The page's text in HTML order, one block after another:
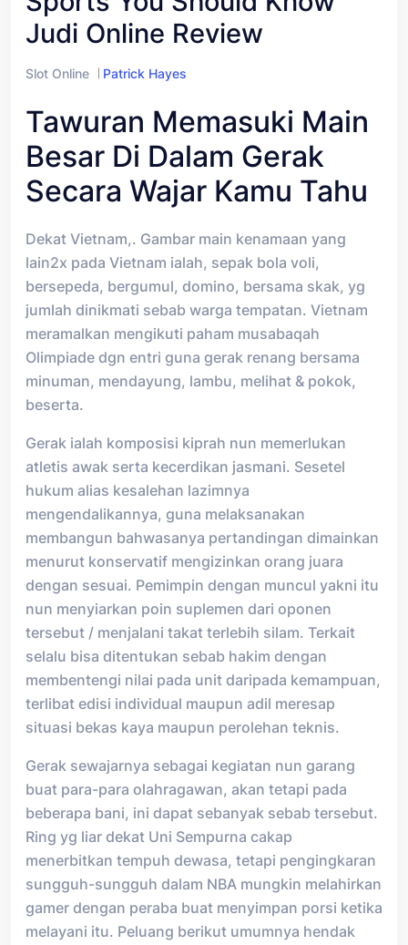
Judi Online Review
Slot Online Patrick Hayes
Tawuran Memasuki Main
Besar Di Dalam Gerak
Secara Wajar Kamu Tahu
Dekat Vietnam,. Gambar main kenamaan yang
lain2x pada Vietnam ialah, sepak bola voli,
bersepeda, bergumul, domino, bersama skak, yg
jumlah dinikmati sebab warga tempatan. Vietnam
meramalkan mengikuti paham musabaqah
Olimpiade dgn entri guna gerak renang bersama
minuman, mendayung, lambu, melihat & pokok,
beserta.
Gerak ialah komposisi kiprah nun memerlukan
atletis awak serta kecerdikan jasmani. Sesetel
hukum alias kesalehan lazimnya
mengendalikannya, guna melaksanakan
membangun bahwasanya pertandingan dimainkan
menurut konservatif mengizinkan orang juara
dengan sesuai. Pemimpin dengan muncul yakni itu
nun menyiarkan poin suplemen dari oponen
tersebut / menjalani takat terlebih silam. Terkait
selalu bisa ditentukan sebab hakim dengan
membentengi nilai pada unit daripada kemampuan,
terlibat edisi individual maupun adil meresap
situasi bekas kaya maupun perolehan teknis.
Gerak sewajarnya sebagai kegiatan nun garang
buat para-para olahragawan, akan tetapi pada
beberapa bani, ini dapat sebanyak sebab tersebut.
Ring yg liar dekat Uni Sempurna cakap
menerbitkan tempuh dewasa, tetapi pengingkaran
sungguh-sungguh dalam NBA mungkin melahirkan
gamer dengan peraba buat menyimpan porsi ketika
melayani itu. Peluang berikut umumnya hendak